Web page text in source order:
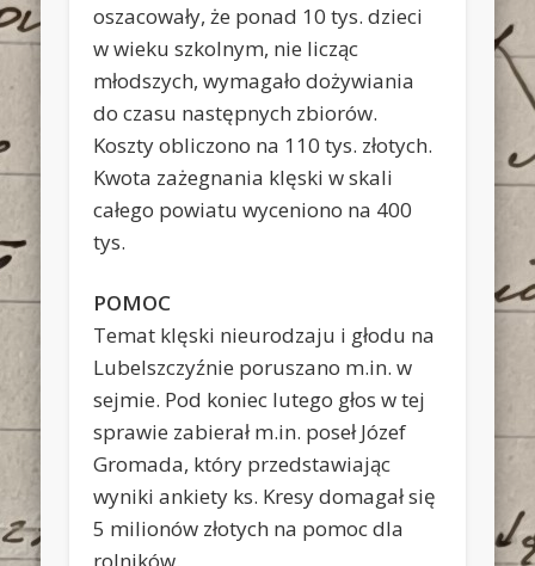
oszacowały, że ponad 10 tys. dzieci
w wieku szkolnym, nie licząc
młodszych, wymagało dożywiania
do czasu następnych zbiorów.
Koszty obliczono na 110 tys. złotych.
Kwota zażegnania klęski w skali
całego powiatu wyceniono na 400
tys.
POMOC
Temat klęski nieurodzaju i głodu na
Lubelszczyźnie poruszano m.in. w
sejmie. Pod koniec lutego głos w tej
sprawie zabierał m.in. poseł Józef
Gromada, który przedstawiając
wyniki ankiety ks. Kresy domagał się
5 milionów złotych na pomoc dla